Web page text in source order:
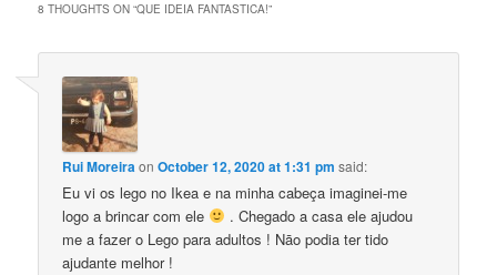
8 THOUGHTS ON “QUE IDEIA FANTASTICA!”
Rui MoreiraonOctober 12, 2020 at 1:31 pm said:
Eu vi os lego no Ikea e na minha cabeça imaginei-me
logo a brincar com ele
. Chegado a casa ele ajudou
me a fazer o Lego para adultos ! Nāo podia ter tido
ajudante melhor !